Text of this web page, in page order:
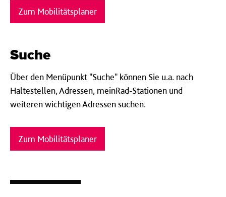
Zum Mobilitätsplaner
Suche
Über den Menüpunkt "Suche" können Sie u.a. nach
Haltestellen, Adressen, meinRad-Stationen und
weiteren wichtigen Adressen suchen.
Zum Mobilitätsplaner